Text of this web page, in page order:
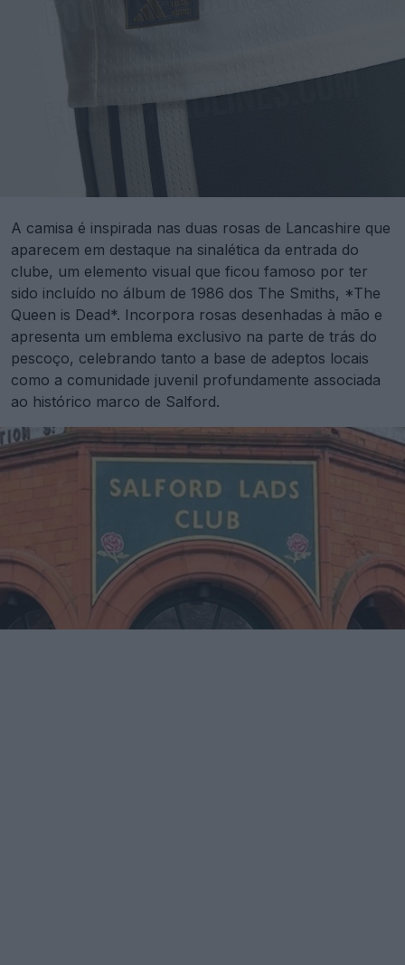
A camisa é inspirada nas duas rosas de Lancashire que
aparecem em destaque na sinalética da entrada do
clube, um elemento visual que ficou famoso por ter
sido incluído no álbum de 1986 dos The Smiths, *The
Queen is Dead*. Incorpora rosas desenhadas à mão e
apresenta um emblema exclusivo na parte de trás do
pescoço, celebrando tanto a base de adeptos locais
como a comunidade juvenil profundamente associada
ao histórico marco de Salford.